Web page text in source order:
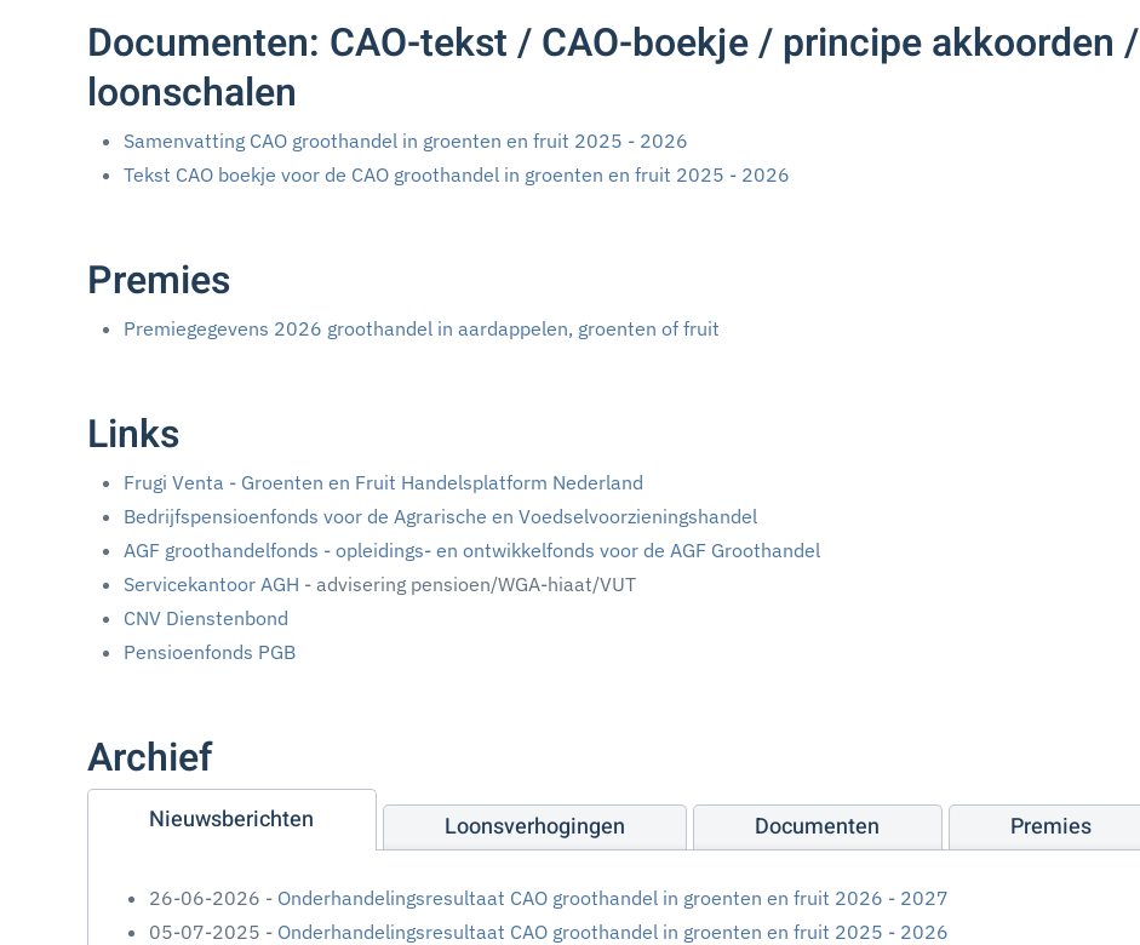
Documenten: CAO-tekst / CAO-boekje / principe akkoorden /
loonschalen
Samenvatting CAO groothandel in groenten en fruit 2025 - 2026
Tekst CAO boekje voor de CAO groothandel in groenten en fruit 2025 - 2026
Premies
Premiegegevens 2026 groothandel in aardappelen, groenten of fruit
Links
Frugi Venta - Groenten en Fruit Handelsplatform Nederland
Bedrijfspensioenfonds voor de Agrarische en Voedselvoorzieningshandel
AGF groothandelfonds - opleidings- en ontwikkelfonds voor de AGF Groothandel
Servicekantoor AGH - advisering pensioen/WGA-hiaat/VUT
CNV Dienstenbond
Pensioenfonds PGB
Archief
Nieuwsberichten Loonsverhogingen Documenten Premies
26-06-2026 - Onderhandelingsresultaat CAO groothandel in groenten en fruit 2026 - 2027
05-07-2025 - Onderhandelingsresultaat CAO groothandel in groenten en fruit 2025 - 2026